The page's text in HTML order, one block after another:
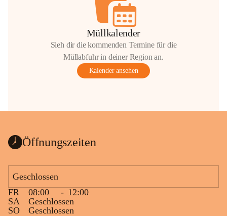
Müllkalender
Sieh dir die kommenden Termine für die
Müllabfuhr in deiner Region an.
Kalender ansehen
Öffnungszeiten
Geschlossen
FR
08:00 - 12:00
SA
Geschlossen
SO
Geschlossen